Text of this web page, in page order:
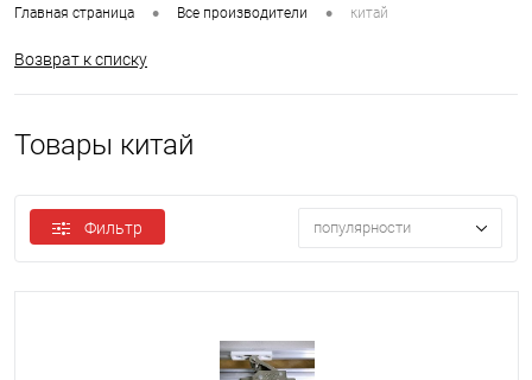
Главная страница • Все производители • китай
Возврат к списку
Товары китай
Фильтр популярности